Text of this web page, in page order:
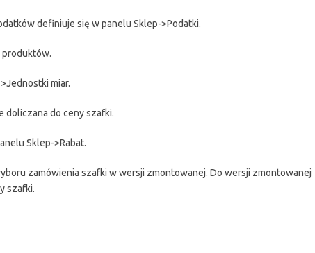
definiuje się w panelu Sklep->Podatki.
miar.
doliczana do ceny szafki.
Sklep->Rabat.
zamówienia szafki w wersji zmontowanej. Do wersji zmontowanej
szafki.